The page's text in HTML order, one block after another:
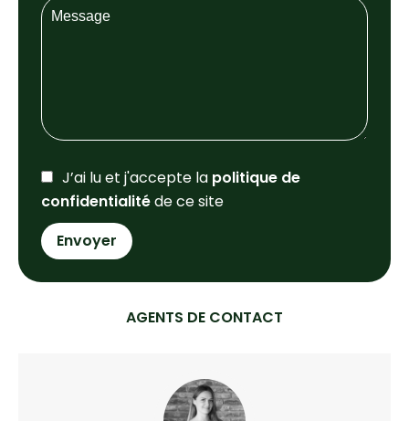
J’ai lu et j'accepte la politique de
confidentialitéde ce site
Envoyer
AGENTS DE CONTACT